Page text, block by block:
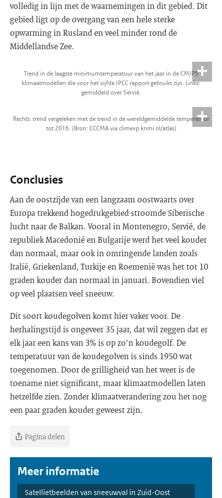
volledig in lijn met de waarnemingen in dit gebied. Dit
gebied ligt op de overgang van een hele sterke
opwarming in Rusland en veel minder rond de
Middellandse Zee.
Trend in de laagste minimumtemperatuur van het jaar in de CMIP5
klimaatmodellen die voor het vijfde IPCC rapport gebruikt zijn. Links:
gemiddeld over Servië.
Rechts: trend vergeleken met de trend in de wereldgemiddelde temperatuur
tot 2016. (Bron: CCCMA via climexp.knmi.nl/atlas)
Conclusies
Aan de oostzijde van een langzaam oostwaarts over
Europa trekkend hogedrukgebied stroomde Siberische
lucht naar de Balkan. Vooral in Montenegro, Servië, de
republiek Macedonië en Bulgarije werd het veel kouder
dan normaal, maar ook in omringende landen zoals
Italië, Griekenland, Turkije en Roemenië was het tot 10
graden kouder dan normaal in januari. Bovendien viel
op veel plaatsen veel sneeuw.
Dit soort koudegolven komt hier vaker voor. De
herhalingstijd is ongeveer 35 jaar, dat wil zeggen dat er
elk jaar een kans van 3% is op zo'n koudegolf. De
temperatuur van de koudegolven is sinds 1950 wat
toegenomen. Door de grilligheid van het weer is de
toename niet significant, maar klimaatmodellen laten
hetzelfde zien. Zonder klimaatverandering zou het nog
een paar graden kouder geweest zijn.
Pagina delen
Meer informatie
Satellietbeelden van sneeuwval in Zuid-Oost